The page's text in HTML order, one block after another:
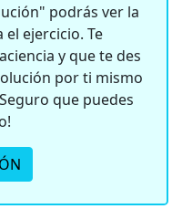
podrás ver la
ejercicio. Te
y que te des
por ti mismo
que puedes